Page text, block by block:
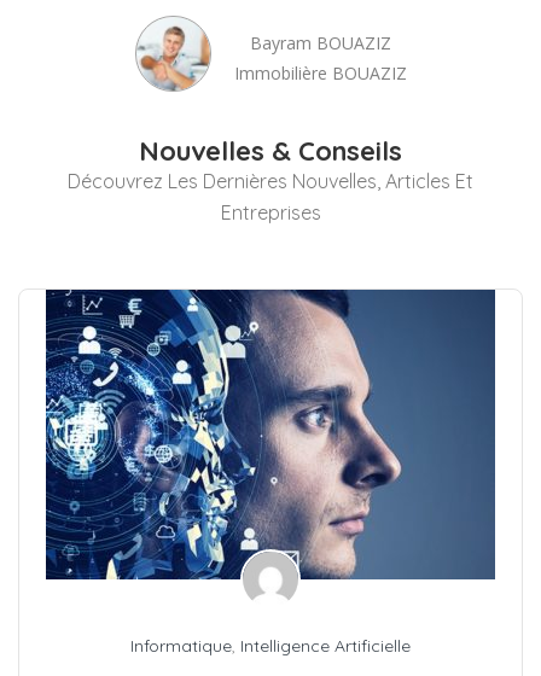
Bayram BOUAZIZ
Immobilière BOUAZIZ
Nouvelles & Conseils
Découvrez Les Dernières Nouvelles, Articles Et
Entreprises
Informatique, Intelligence Artificielle